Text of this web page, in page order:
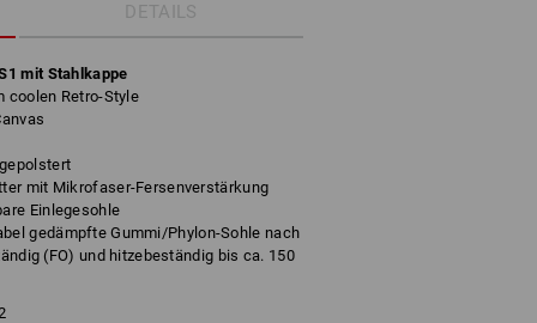
DETAILS
mit Stahlkappe
coolen Retro-Style
mit Mikrofaser-Fersenverstärkung
Einlegesohle
gedämpfte Gummi/Phylon-Sohle nach
(FO) und hitzebeständig bis ca. 150